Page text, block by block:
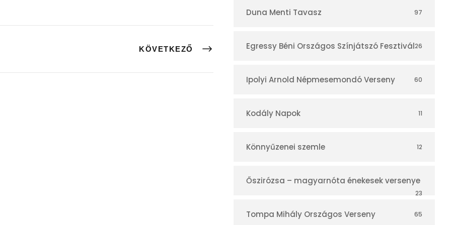
KÖVETKEZŐ
r
Duna Menti Tavasz 97
Egressy Béni Országos Színjátszó Fesztivál26
Ipolyi Arnold Népmesemondó Verseny 60
Kodály Napok 11
Könnyűzenei szemle 12
Őszirózsa – magyarnóta énekesek versenye
23
Tompa Mihály Országos Verseny 65